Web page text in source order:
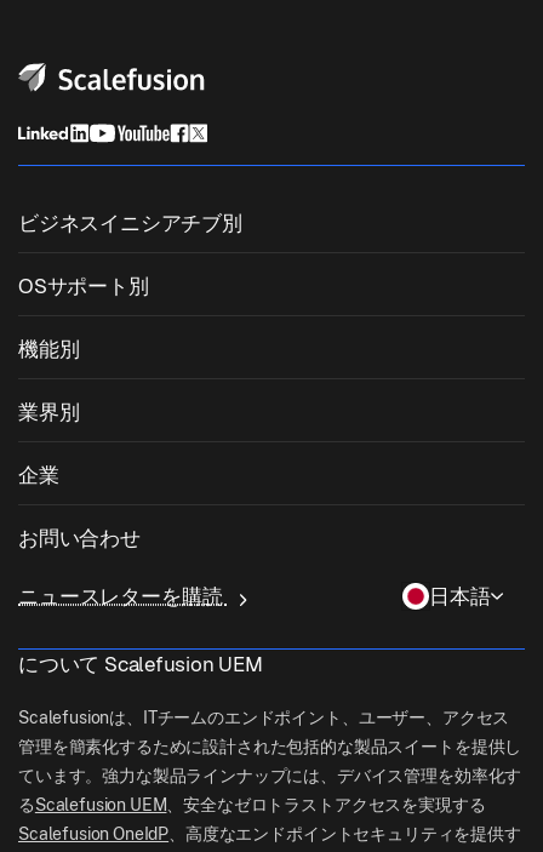
ビジネスイニシアチブ別
キオスクソフトウェア
私物デバイスの持ち込み (BYOD)
OSサポート別
iOS管理
Linux管理
機能別
条件付きアクセス
遠隔操作
業界別
小売
ロジスティクス
企業
ヘルプドキュメント
ブログ
ニュースルーム
Careers
お問い合わせ
sales[at]scalefusion.com
UK: +44-7520-641664
NZ: +64-9-888-4315
India: +91-63694-45500
ニュースレターを購読 日本語
について Scalefusion UEM
Scalefusionは、ITチームのエンドポイント、ユーザー、アクセス
管理を簡素化するために設計された包括的な製品スイートを提供し
ています。強力な製品ラインナップには、デバイス管理を効率化す
るScalefusion UEM、安全なゼロトラストアクセスを実現する
Scalefusion OneIdP、高度なエンドポイントセキュリティを提供す